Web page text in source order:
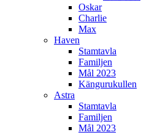
Oskar
Charlie
Max
Haven
Stamtavla
Familjen
Mål 2023
Kängurukullen
Astra
Stamtavla
Familjen
Mål 2023